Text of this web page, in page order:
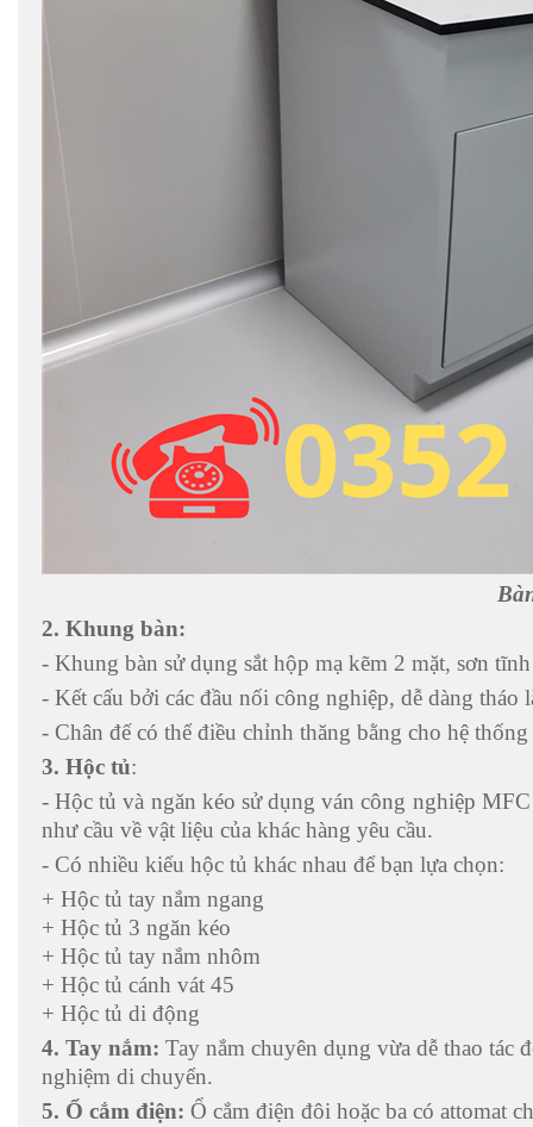
2. Khung bàn:
- Khung bàn sử dụng sắt hộp mạ kẽm 2 mặt, sơn
- Kết cấu bởi các đầu nối công nghiệp, dễ dàng tháo
- Chân đế có thể điều chỉnh thăng bằng cho hệ thống
3. Hộc tủ:
- Hộc tủ và ngăn kéo sử dụng ván công nghiệp
như cầu về vật liệu của khác hàng yêu cầu.
- Có nhiều kiểu hộc tủ khác nhau để bạn lựa chọn:
+ Hộc tủ tay nắm ngang
+ Hộc tủ 3 ngăn kéo
+ Hộc tủ tay nắm nhôm
+ Hộc tủ cánh vát 45
+ Hộc tủ di động
4. Tay nắm: Tay nắm chuyên dụng vừa dễ thao
nghiệm di chuyển.
5. Ổ cắm điện: Ổ cắm điện đôi hoặc ba có attomat